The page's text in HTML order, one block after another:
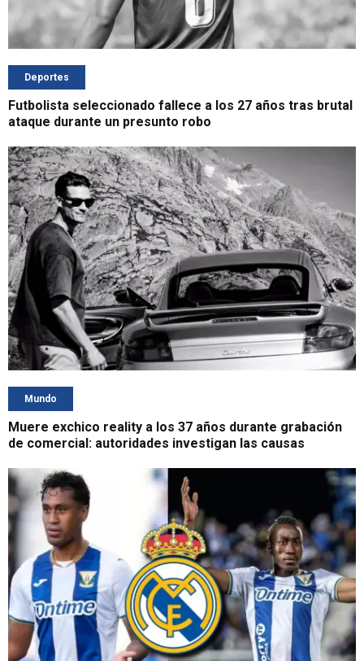
Deportes
Futbolista seleccionado fallece a los 27 años tras brutal
ataque durante un presunto robo
Mundo
Muere exchico reality a los 37 años durante grabación
de comercial: autoridades investigan las causas